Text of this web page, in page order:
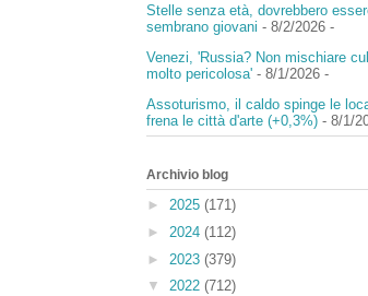
Stelle senza età, dovrebbero
sembrano giovani - 8/2/2026-
Venezi, 'Russia? Non mischiare
molto pericolosa'- 8/1/2026-
Assoturismo, il caldo spinge le
frena le città d'arte (+0,3%)- 8/1/
Archivio blog
► 2025 (171)
► 2024 (112)
► 2023 (379)
▼ 2022 (712)